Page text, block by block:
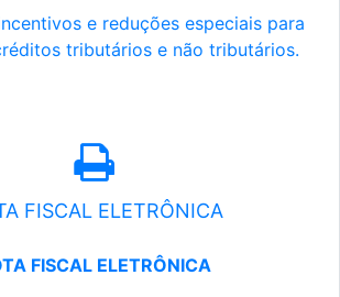
e reduções especiais para
tributários e não tributários.
FISCAL ELETRÔNICA
FISCAL ELETRÔNICA